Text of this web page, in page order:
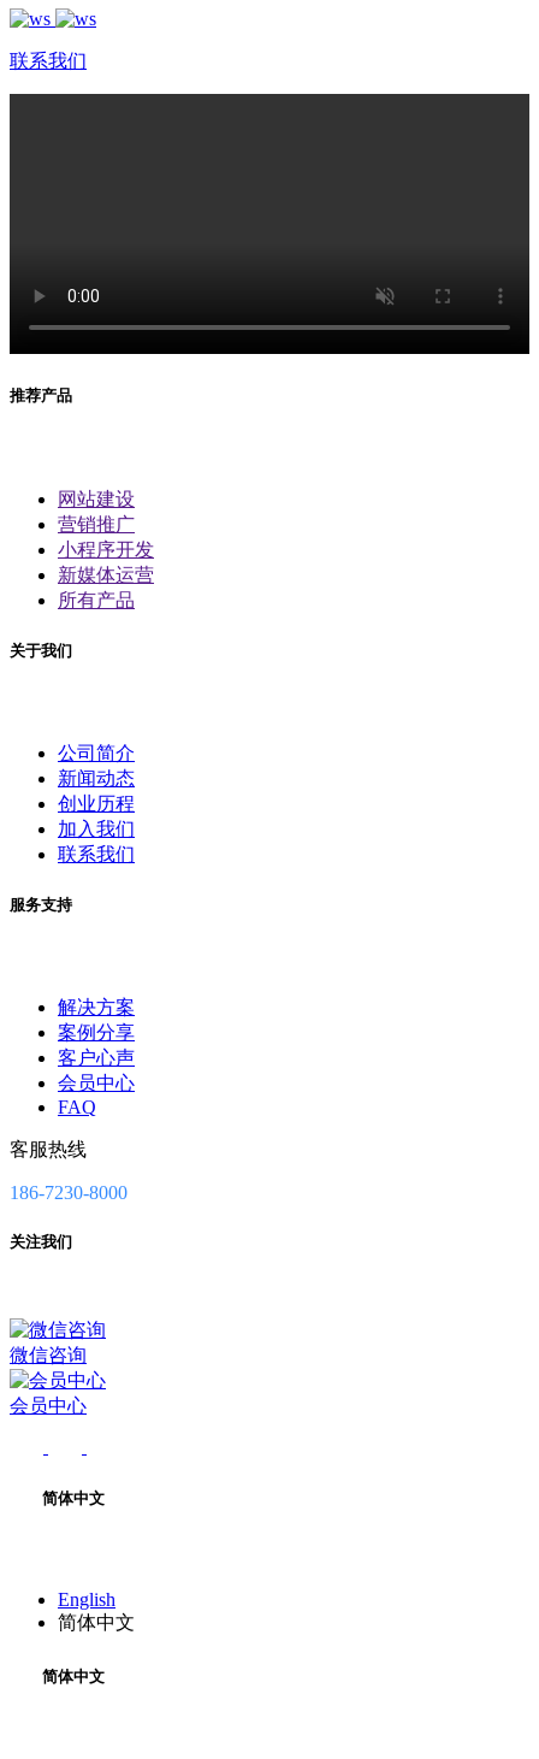
联系我们
推荐产品
网站建设
营销推广
小程序开发
新媒体运营
所有产品
关于我们
公司简介
新闻动态
创业历程
加入我们
联系我们
服务支持
解决方案
案例分享
客户心声
会员中心
FAQ
客服热线
186-7230-8000
关注我们
微信咨询
会员中心
简体中文
English
简体中文
简体中文